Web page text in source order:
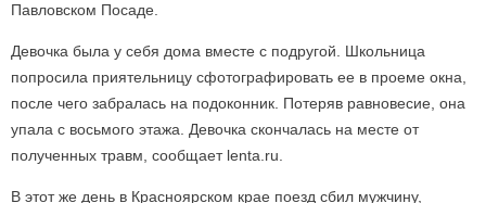
Павловском Посаде.
Девочка была у себя дома вместе с подругой. Школьница
попросила приятельницу сфотографировать ее в проеме окна,
после чего забралась на подоконник. Потеряв равновесие, она
упала с восьмого этажа. Девочка скончалась на месте от
полученных травм, сообщает lenta.ru.
В этот же день в Красноярском крае поезд сбил мужчину,